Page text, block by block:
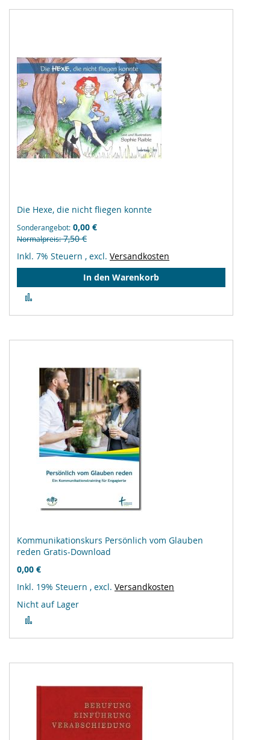
Die Hexe, die nicht fliegen konnte
Sonderangebot 0,00 €
Normalpreis 7,50 €
Inkl. 7% Steuern , excl. Versandkosten
In den Warenkorb
hinzufügen
Kommunikationskurs Persönlich vom Glauben
reden Gratis-Download
0,00 €
Inkl. 19% Steuern , excl. Versandkosten
Nicht auf Lager
hinzufügen